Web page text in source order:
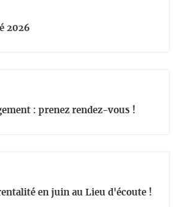
2026
: prenez rendez-vous !
en juin au Lieu d'écoute !